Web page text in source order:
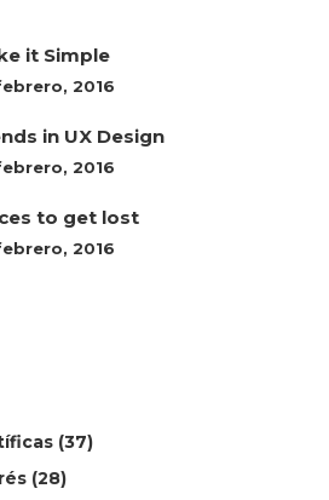
it Simple
2016
in UX Design
2016
to get lost
2016
(37)
(28)